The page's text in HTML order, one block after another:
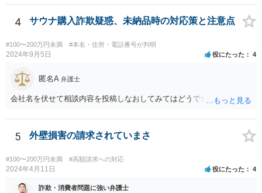
スもあり，その場合は裁判手続きから始めることとなるかと思われま
す。 支払督促については異議を出されると通常訴訟へ移行するため，
った方が良いでしょう。
4 サウナ購入詐欺疑惑、未納品時の対応策と注意点
#100〜200万円未満 #本名・住所・電話番号が判明
2024年9月5日 役にたった 4
匿名A 弁護士
会社名を伏せて相談内容を投稿しなおしてみてはどうでしょうか？
5 外壁損害の請求されていまさ
#100〜200万円未満 #高額請求への対応
2024年4月11日 役にたった 4
詐欺・消費者問題に強い弁護士